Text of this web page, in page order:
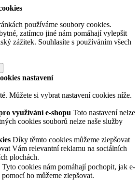
používáme soubory cookies.
zatímco jiné nám pomáhají vylepšit
zážitek. Souhlasíte s používáním všech
nastavení
Můžete si vybrat nastavení cookies níže.
využívání e-shopu Toto nastavení nelze
cookies souborů nelze naše služby
Díky těmto cookies můžeme zlepšovat
Vám relevantní reklamu na sociálních
plochách.
Tyto cookies nám pomáhají pochopit, jak e-
ho můžeme zlepšovat.